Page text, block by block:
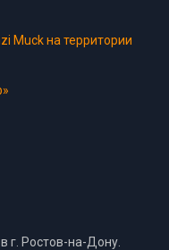
Muck на территории
г. Ростов-на-Дону.